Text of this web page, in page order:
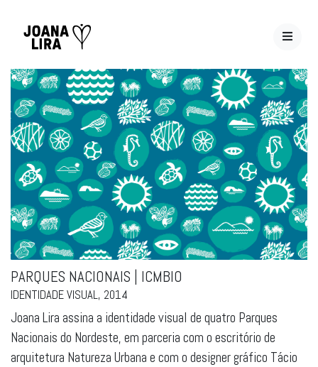
PARQUES NACIONAIS | ICMBIO
IDENTIDADE VISUAL, 2014
Joana Lira assina a identidade visual de quatro Parques
Nacionais do Nordeste, em parceria com o escritório de
arquitetura Natureza Urbana e com o designer gráfico Tácio